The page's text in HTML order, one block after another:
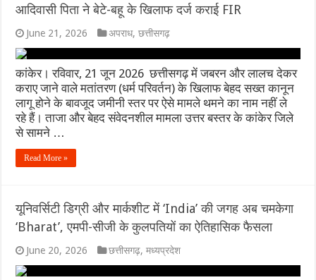
आदिवासी पिता ने बेटे-बहू के खिलाफ दर्ज कराई FIR
June 21, 2026 अपराध,छत्तीसगढ़
कांकेर। रविवार, 21 जून 2026 छत्तीसगढ़ में जबरन और लालच देकर
कराए जाने वाले मतांतरण (धर्म परिवर्तन) के खिलाफ बेहद सख्त कानून
लागू होने के बावजूद जमीनी स्तर पर ऐसे मामले थमने का नाम नहीं ले
रहे हैं। ताजा और बेहद संवेदनशील मामला उत्तर बस्तर के कांकेर जिले
से सामने …
Read More »
यूनिवर्सिटी डिग्री और मार्कशीट में ‘India’ की जगह अब चमकेगा
‘Bharat’, एमपी-सीजी के कुलपतियों का ऐतिहासिक फैसला
June 20, 2026 छत्तीसगढ़,मध्यप्रदेश